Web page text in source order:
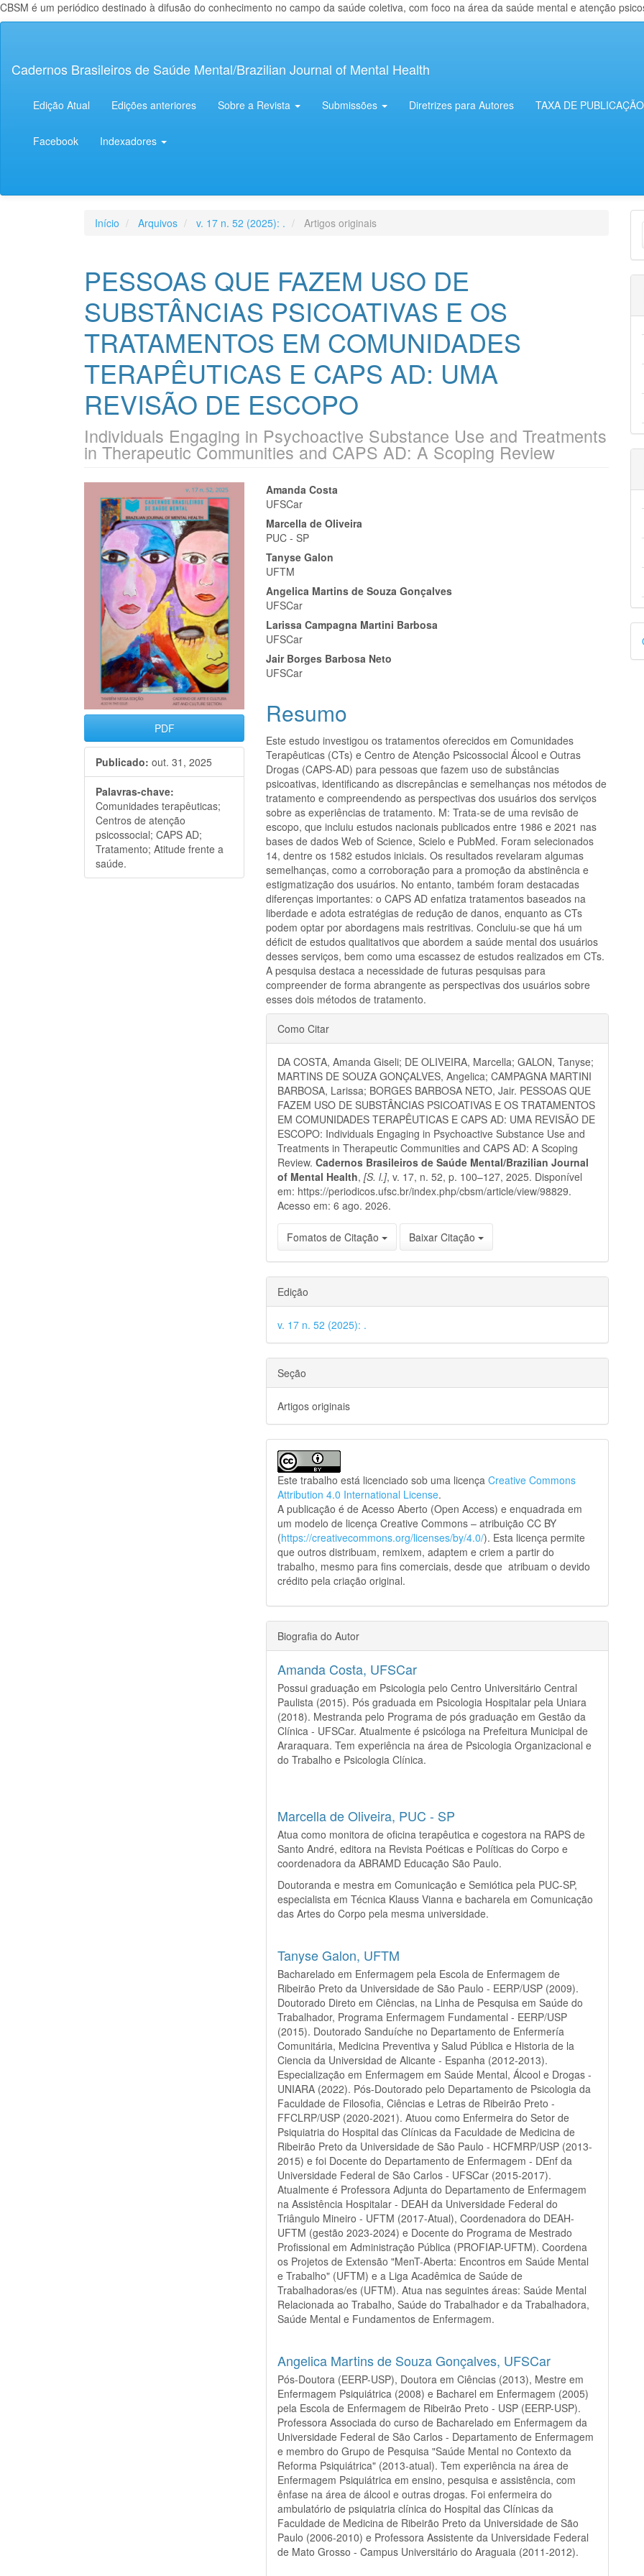
CBSM é um periódico destinado à difusão do conhecimento no campo da saúde coletiva, com foco na área da saúde mental e atenção
principal
Lateral
Cadernos Brasileiros de Saúde Mental/Brazilian Journal of Mental Health
Edição Atual Edições anteriores Sobre a Revista Submissões Diretrizes para Autores TAXA DE PUBLICAÇÃO
Facebook Indexadores
Início Arquivos v. 17 n. 52 (2025): . Artigos originais
PESSOAS QUE FAZEM USO DE
SUBSTÂNCIAS PSICOATIVAS E OS
TRATAMENTOS EM COMUNIDADES
TERAPÊUTICAS E CAPS AD: UMA
REVISÃO DE ESCOPO
Individuals Engaging in Psychoactive Substance Use and Treatments
in Therapeutic Communities and CAPS AD: A Scoping Review
Barra
lateral
de
artigos
PDF
Publicado: out. 31, 2025
Palavras-chave:
Comunidades terapêuticas;
Centros de atenção
psicossocial; CAPS AD;
Tratamento; Atitude frente a
saúde.
Conteúdo
do
artigo
principal
Amanda Costa
UFSCar
Marcella de Oliveira
PUC - SP
Tanyse Galon
UFTM
Angelica Martins de Souza Gonçalves
UFSCar
Larissa Campagna Martini Barbosa
UFSCar
Jair Borges Barbosa Neto
UFSCar
Resumo
Este estudo investigou os tratamentos oferecidos em Comunidades
Terapêuticas (CTs) e Centro de Atenção Psicossocial Álcool e Outras
Drogas (CAPS-AD) para pessoas que fazem uso de substâncias
psicoativas, identificando as discrepâncias e semelhanças nos métodos de
tratamento e compreendendo as perspectivas dos usuários dos serviços
sobre as experiências de tratamento. M: Trata-se de uma revisão de
escopo, que incluiu estudos nacionais publicados entre 1986 e 2021 nas
bases de dados Web of Science, Scielo e PubMed. Foram selecionados
14, dentre os 1582 estudos iniciais. Os resultados revelaram algumas
semelhanças, como a corroboração para a promoção da abstinência e
estigmatização dos usuários. No entanto, também foram destacadas
diferenças importantes: o CAPS AD enfatiza tratamentos baseados na
liberdade e adota estratégias de redução de danos, enquanto as CTs
podem optar por abordagens mais restritivas. Concluiu-se que há um
déficit de estudos qualitativos que abordem a saúde mental dos usuários
desses serviços, bem como uma escassez de estudos realizados em CTs.
A pesquisa destaca a necessidade de futuras pesquisas para
compreender de forma abrangente as perspectivas dos usuários sobre
esses dois métodos de tratamento.
Detalhes
do
artigo
Como Citar
DA COSTA, Amanda Giseli; DE OLIVEIRA, Marcella; GALON, Tanyse;
MARTINS DE SOUZA GONÇALVES, Angelica; CAMPAGNA MARTINI
BARBOSA, Larissa; BORGES BARBOSA NETO, Jair. PESSOAS QUE
FAZEM USO DE SUBSTÂNCIAS PSICOATIVAS E OS TRATAMENTOS
EM COMUNIDADES TERAPÊUTICAS E CAPS AD: UMA REVISÃO DE
ESCOPO: Individuals Engaging in Psychoactive Substance Use and
Treatments in Therapeutic Communities and CAPS AD: A Scoping
Review.Cadernos Brasileiros de Saúde Mental/Brazilian Journal
of Mental Health,[S. l.], v. 17, n. 52, p. 100–127, 2025. Disponível
em: https://periodicos.ufsc.br/index.php/cbsm/article/view/98829.
Acesso em: 6 ago. 2026.
Fomatos de Citação Baixar Citação
Edição
v. 17 n. 52 (2025): .
Seção
Artigos originais
Este trabalho está licenciado sob uma licençaCreative Commons
Attribution 4.0 International License.
A publicação é de Acesso Aberto (Open Access) e enquadrada em
um modelo de licença Creative Commons – atribuição CC BY
(https://creativecommons.org/licenses/by/4.0/). Esta licença permite
que outros distribuam, remixem, adaptem e criem a partir do
trabalho, mesmo para fins comerciais, desde que atribuam o devido
crédito pela criação original.
Biografia do Autor
Amanda Costa, UFSCar
Possui graduação em Psicologia pelo Centro Universitário Central
Paulista (2015). Pós graduada em Psicologia Hospitalar pela Uniara
(2018). Mestranda pelo Programa de pós graduação em Gestão da
Clínica - UFSCar. Atualmente é psicóloga na Prefeitura Municipal de
Araraquara. Tem experiência na área de Psicologia Organizacional e
do Trabalho e Psicologia Clínica.
Marcella de Oliveira, PUC - SP
Atua como monitora de oficina terapêutica e cogestora na RAPS de
Santo André, editora na Revista Poéticas e Políticas do Corpo e
coordenadora da ABRAMD Educação São Paulo.
Doutoranda e mestra em Comunicação e Semiótica pela PUC-SP,
especialista em Técnica Klauss Vianna e bacharela em Comunicação
das Artes do Corpo pela mesma universidade.
Tanyse Galon, UFTM
Bacharelado em Enfermagem pela Escola de Enfermagem de
Ribeirão Preto da Universidade de São Paulo - EERP/USP (2009).
Doutorado Direto em Ciências, na Linha de Pesquisa em Saúde do
Trabalhador, Programa Enfermagem Fundamental - EERP/USP
(2015). Doutorado Sanduíche no Departamento de Enfermería
Comunitária, Medicina Preventiva y Salud Pública e Historia de la
Ciencia da Universidad de Alicante - Espanha (2012-2013).
Especialização em Enfermagem em Saúde Mental, Álcool e Drogas -
UNIARA (2022). Pós-Doutorado pelo Departamento de Psicologia da
Faculdade de Filosofia, Ciências e Letras de Ribeirão Preto -
FFCLRP/USP (2020-2021). Atuou como Enfermeira do Setor de
Psiquiatria do Hospital das Clínicas da Faculdade de Medicina de
Ribeirão Preto da Universidade de São Paulo - HCFMRP/USP (2013-
2015) e foi Docente do Departamento de Enfermagem - DEnf da
Universidade Federal de São Carlos - UFSCar (2015-2017).
Atualmente é Professora Adjunta do Departamento de Enfermagem
na Assistência Hospitalar - DEAH da Universidade Federal do
Triângulo Mineiro - UFTM (2017-Atual), Coordenadora do DEAH-
UFTM (gestão 2023-2024) e Docente do Programa de Mestrado
Profissional em Administração Pública (PROFIAP-UFTM). Coordena
os Projetos de Extensão "MenT-Aberta: Encontros em Saúde Mental
e Trabalho" (UFTM) e a Liga Acadêmica de Saúde de
Trabalhadoras/es (UFTM). Atua nas seguintes áreas: Saúde Mental
Relacionada ao Trabalho, Saúde do Trabalhador e da Trabalhadora,
Saúde Mental e Fundamentos de Enfermagem.
Angelica Martins de Souza Gonçalves, UFSCar
Pós-Doutora (EERP-USP), Doutora em Ciências (2013), Mestre em
Enfermagem Psiquiátrica (2008) e Bacharel em Enfermagem (2005)
pela Escola de Enfermagem de Ribeirão Preto - USP (EERP-USP).
Professora Associada do curso de Bacharelado em Enfermagem da
Universidade Federal de São Carlos - Departamento de Enfermagem
e membro do Grupo de Pesquisa "Saúde Mental no Contexto da
Reforma Psiquiátrica" (2013-atual). Tem experiência na área de
Enfermagem Psiquiátrica em ensino, pesquisa e assistência, com
ênfase na área de álcool e outras drogas. Foi enfermeira do
ambulatório de psiquiatria clínica do Hospital das Clínicas da
Faculdade de Medicina de Ribeirão Preto da Universidade de São
Paulo (2006-2010) e Professora Assistente da Universidade Federal
de Mato Grosso - Campus Universitário do Araguaia (2011-2012).